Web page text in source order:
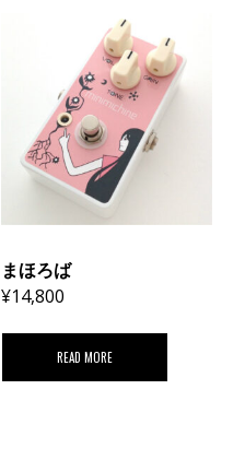
まほろば
¥14,800
READ MORE